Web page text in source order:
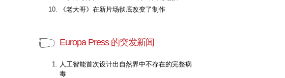
《老大哥》在新片场彻底改变了制作
Europa Press 的突发新闻
人工智能首次设计出自然界中不存在的完整病
毒